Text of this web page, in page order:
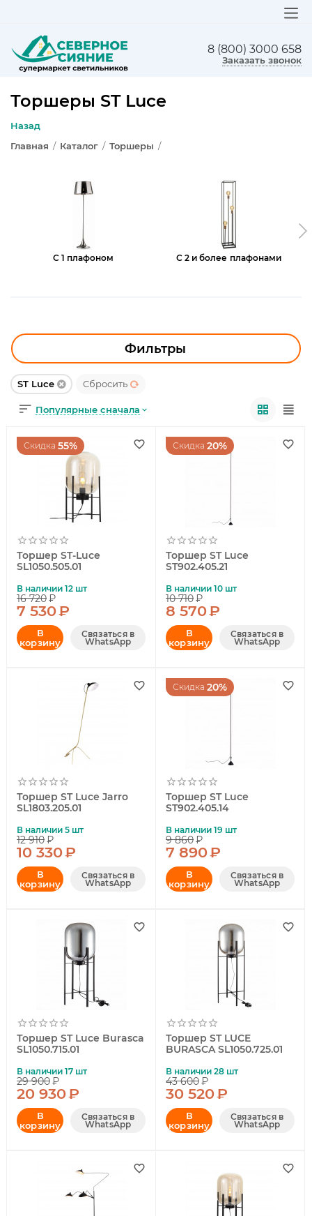
8 (800) 3000 658
Заказать звонок
Торшеры ST Luce
Назад
Главная / Каталог / Торшеры /
С 1 плафоном С 2 и более плафонами
Фильтры
ST Luce Сбросить
Популярные сначала
Скидка 55%
Торшер ST-Luce
SL1050.505.01
В наличии 12 шт
16 720₽
7 530₽
В
корзину
Связаться в
WhatsApp
Скидка 20%
Торшер ST Luce
ST902.405.21
В наличии 10 шт
10 710₽
8 570₽
В
корзину
Связаться в
WhatsApp
Торшер ST Luce Jarro
SL1803.205.01
В наличии 5 шт
12 910₽
10 330₽
В
корзину
Связаться в
WhatsApp
Скидка 20%
Торшер ST Luce
ST902.405.14
В наличии 19 шт
9 860₽
7 890₽
В
корзину
Связаться в
WhatsApp
Торшер ST Luce Burasca
SL1050.715.01
В наличии 17 шт
29 900₽
20 930₽
В
корзину
Связаться в
WhatsApp
Торшер ST LUCE
BURASCA SL1050.725.01
В наличии 28 шт
43 600₽
30 520₽
В
корзину
Связаться в
WhatsApp
ЛЮСТРЫ
БРА И ПОДСВЕТКА
НАСТОЛЬНЫЕ ЛАМПЫ
ТРЕКОВЫЕ СИСТЕМЫ
ОФИСНОЕ ОСВЕЩЕНИЕ
СВЕТОДИОДНАЯ ПОДСВЕТКА
ЛАМПОЧКИ
ЭЛЕКТРОТОВАРЫ
КОМПЛЕКТУЮЩИЕ
ПРЕДМЕТЫ ИНТЕРЬЕРА
НОВОГОДНИЕ ТОВАРЫ